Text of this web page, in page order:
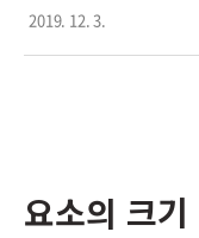
2019. 12. 3.
요소의 크기